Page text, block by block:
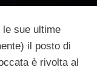
le sue ultime
il posto di
è rivolta al